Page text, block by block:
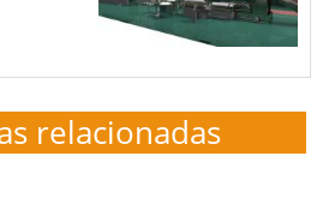
m...
relacionadas